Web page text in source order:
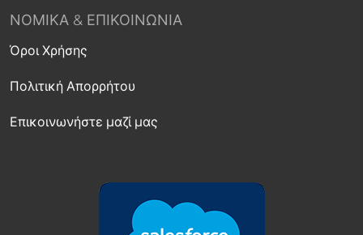
ΝΟΜΙΚΆ & ΕΠΙΚΟΙΝΩΝΊΑ
Όροι Χρήσης
Πολιτική Απορρήτου
Επικοινωνήστε μαζί μας